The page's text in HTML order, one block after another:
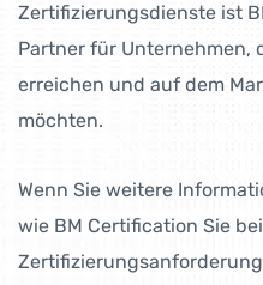
Zertifizierungsdienste ist
Partner für Unternehmen,
erreichen und auf dem
möchten.
Wenn Sie weitere
wie BM Certification Sie